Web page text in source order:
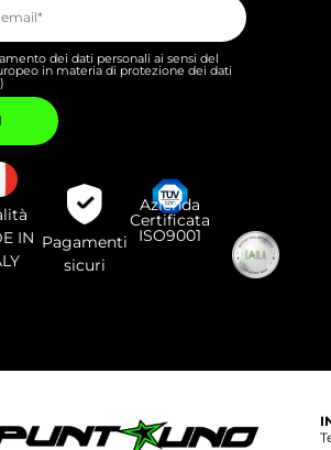
dei dati personali ai sensi del
in materia di protezione dei dati
IN Pagamenti
sicuri
Azienda
Certificata
ISO9001